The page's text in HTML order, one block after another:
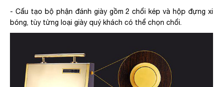
- Cấu tạo bộ phận đánh giày gồm 2 chổi kép và hộp đựng xi
bóng, tùy từng loại giày quý khách có thể chọn chổi.